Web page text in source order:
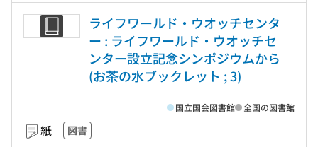
ライフワールド・ウオッチセンタ
ー : ライフワールド・ウオッチセ
ンター設立記念シンポジウムから
(お茶の水ブックレット ; 3)
紙 図書
国立国会図書館 全国の図書館